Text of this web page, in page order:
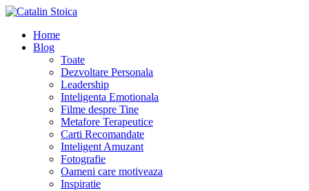
Home
Blog
Toate
Dezvoltare Personala
Leadership
Inteligenta Emotionala
Filme despre Tine
Metafore Terapeutice
Carti Recomandate
Inteligent Amuzant
Fotografie
Oameni care motiveaza
Inspiratie